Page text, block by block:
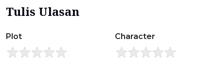
Tulis Ulasan
Plot Character